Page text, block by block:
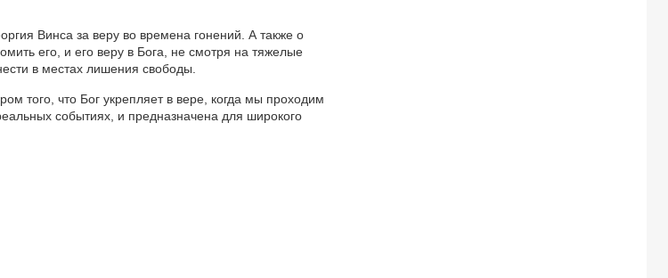
Винса за веру во времена гонений. А также о
его, и его веру в Бога, не смотря на тяжелые
в местах лишения свободы.
того, что Бог укрепляет в вере, когда мы проходим
событиях, и предназначена для широкого